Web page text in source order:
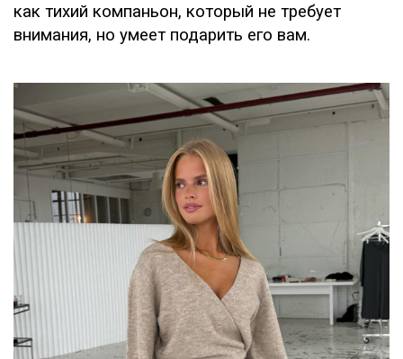
как тихий компаньон, который не требует
внимания, но умеет подарить его вам.